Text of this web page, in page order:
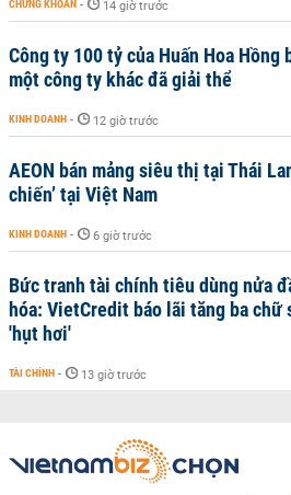
CHỨNG KHOÁN - 14 giờ trước
Công ty 100 tỷ của Huấn Hoa Hồng
một công ty khác đã giải thể
KINH DOANH - 12 giờ trước
AEON bán mảng siêu thị tại Thái
chiến’ tại Việt Nam
KINH DOANH - 6 giờ trước
Bức tranh tài chính tiêu dùng nửa
hóa: VietCredit báo lãi tăng ba chữ
'hụt hơi'
TÀI CHÍNH - 13 giờ trước